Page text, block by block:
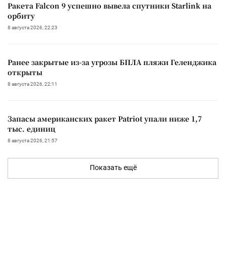
Ракета Falcon 9 успешно вывела спутники Starlink на
орбиту
8 августа 2026, 22:23
Ранее закрытые из-за угрозы БПЛА пляжи Геленджика
открыты
8 августа 2026, 22:11
Запасы американских ракет Patriot упали ниже 1,7
тыс. единиц
8 августа 2026, 21:57
Показать ещё